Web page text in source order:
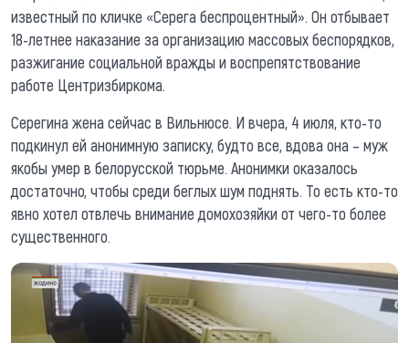
известный по кличке «Серега беспроцентный». Он отбывает
18-летнее наказание за организацию массовых беспорядков,
разжигание социальной вражды и воспрепятствование
работе Центризбиркома.
Серегина жена сейчас в Вильнюсе. И вчера, 4 июля, кто-то
подкинул ей анонимную записку, будто все, вдова она – муж
якобы умер в белорусской тюрьме. Анонимки оказалось
достаточно, чтобы среди беглых шум поднять. То есть кто-то
явно хотел отвлечь внимание домохозяйки от чего-то более
существенного.